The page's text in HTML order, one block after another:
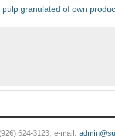
granulated of own
624-3123, e-mail: